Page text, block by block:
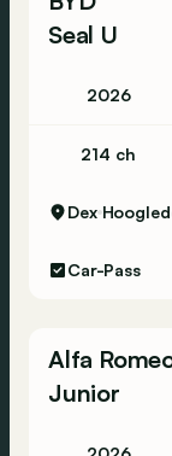
*Adaptieve
*Sport
*Sportzetels
vitesses
éblouissant
*DAB Radio -
Seal U
2026
214 ch
Dex
Car-Pass
Alfa
Junior